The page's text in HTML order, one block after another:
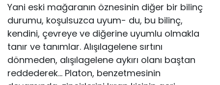
Yani eski mağaranın öznesinin diğer bir bilinç
durumu, koşulsuzca uyum- du, bu bilinç,
kendini, çevreye ve diğerine uyumlu olmakla
tanır ve tanım­lar. Alışılagelene sırtını
dönmeden, alışılagelene aykırı olanı baştan
red­dederek… Platon, benzetmesinin